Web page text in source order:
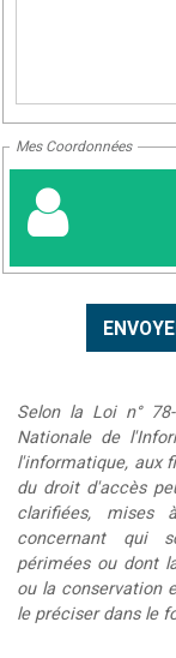
Mes Coordonnées
Selon la Loi n°
Nationale de
l'informatique, aux
du droit d'accès
clarifiées,
concernant qui
périmées ou dont
ou la conservation
le préciser dans le